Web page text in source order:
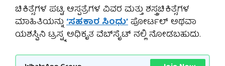
ಚಿಕಿತ್ಸೆಗಳ ಪಟ್ಟಿ, ಆಸ್ಪತ್ರೆಗಳ ವಿವರ ಮತ್ತು ಶಸ್ತ್ರಚಿಕಿತ್ಸೆಗಳ
ಮಾಹಿತಿಯನ್ನು‘ಸಹಕಾರ ಸಿಂಧು’ಪೋರ್ಟಲ್ ಅಥವಾ
ಯಶಸ್ವಿನಿ ಟ್ರಸ್ಟ್ನ ಅಧಿಕೃತ ವೆಬ್‌ಸೈಟ್ ನಲ್ಲಿ ನೋಡಬಹುದು.